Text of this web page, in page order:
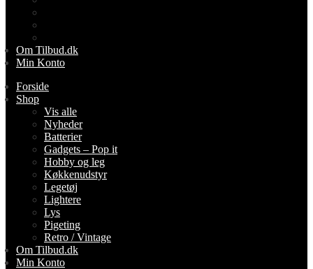
Om Tilbud.dk
Min Konto
Forside
Shop
Vis alle
Nyheder
Batterier
Gadgets – Pop it
Hobby og leg
Køkkenudstyr
Legetøj
Lightere
Lys
Pigeting
Retro / Vintage
Om Tilbud.dk
Min Konto